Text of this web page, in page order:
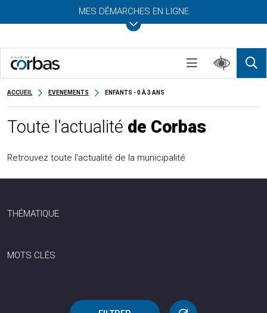
MES DÉMARCHES EN LIGNE
ACCUEIL EVENEMENTS ENFANTS - 0 À 3 ANS
Toute l'actualité de Corbas
Retrouvez toute l’actualité de la municipalité
THÉMATIQUE
MOTS CLÉS